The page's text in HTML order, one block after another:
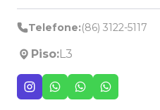
Telefone:(86) 3122-5117
Piso:L3